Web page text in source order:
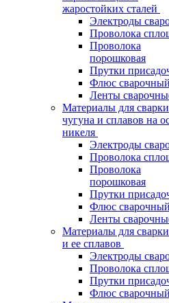
жаростойких сталей
Электроды
Проволока
Проволока
порошковая
Прутки
Флюс сварочный
Ленты
Материалы для сварки
чугуна и сплавов на
никеля
Электроды
Проволока
Проволока
порошковая
Прутки
Флюс сварочный
Ленты
Материалы для
и ее сплавов
Электроды
Проволока
Прутки
Флюс сварочный